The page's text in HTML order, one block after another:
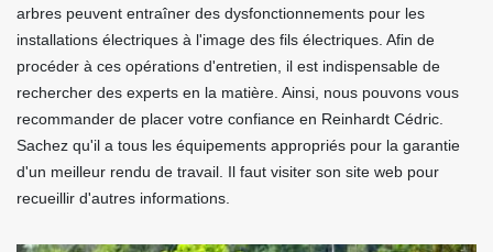
arbres peuvent entraîner des dysfonctionnements pour les
installations électriques à l'image des fils électriques. Afin de
procéder à ces opérations d'entretien, il est indispensable de
rechercher des experts en la matière. Ainsi, nous pouvons vous
recommander de placer votre confiance en Reinhardt Cédric.
Sachez qu'il a tous les équipements appropriés pour la garantie
d'un meilleur rendu de travail. Il faut visiter son site web pour
recueillir d'autres informations.